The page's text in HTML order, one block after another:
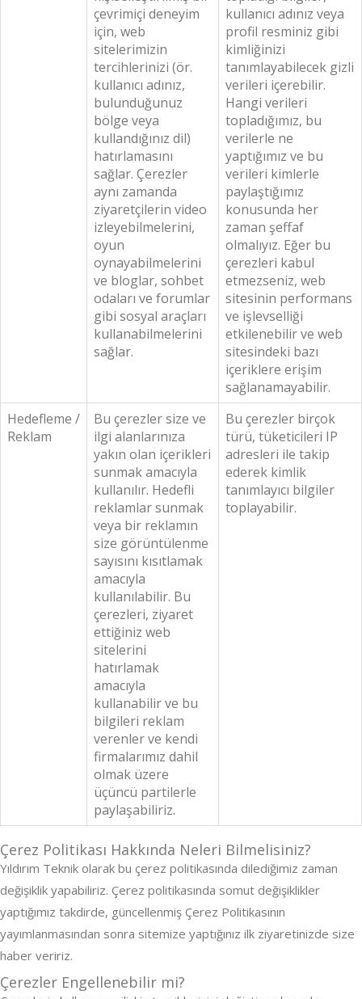
çevrimiçi deneyim
için, web
sitelerimizin
tercihlerinizi (ör.
kullanıcı adınız,
bulunduğunuz
bölge veya
kullandığınız dil)
hatırlamasını
sağlar. Çerezler
aynı zamanda
ziyaretçilerin video
izleyebilmelerini,
oyun
oynayabilmelerini
ve bloglar, sohbet
odaları ve forumlar
gibi sosyal araçları
kullanabilmelerini
sağlar.
kullanıcı adınız veya
profil resminiz gibi
kimliğinizi
tanımlayabilecek gizli
verileri içerebilir.
Hangi verileri
topladığımız, bu
verilerle ne
yaptığımız ve bu
verileri kimlerle
paylaştığımız
konusunda her
zaman şeffaf
olmalıyız. Eğer bu
çerezleri kabul
etmezseniz, web
sitesinin performans
ve işlevselliği
etkilenebilir ve web
sitesindeki bazı
içeriklere erişim
sağlanamayabilir.
Hedefleme /
Reklam
Bu çerezler size ve
ilgi alanlarınıza
yakın olan içerikleri
sunmak amacıyla
kullanılır. Hedefli
reklamlar sunmak
veya bir reklamın
size görüntülenme
sayısını kısıtlamak
amacıyla
kullanılabilir. Bu
çerezleri, ziyaret
ettiğiniz web
sitelerini
hatırlamak
amacıyla
kullanabilir ve bu
bilgileri reklam
verenler ve kendi
firmalarımız dahil
olmak üzere
üçüncü partilerle
paylaşabiliriz.
Bu çerezler birçok
türü, tüketicileri IP
adresleri ile takip
ederek kimlik
tanımlayıcı bilgiler
toplayabilir.
Çerez Politikası Hakkında Neleri Bilmelisiniz?
Yıldırım Teknik olarak bu çerez politikasında dilediğimiz zaman
değişiklik yapabiliriz. Çerez politikasında somut değişiklikler
yaptığımız takdirde, güncellenmiş Çerez Politikasının
yayımlanmasından sonra sitemize yaptığınız ilk ziyaretinizde size
haber veririz.
Çerezler Engellenebilir mi?